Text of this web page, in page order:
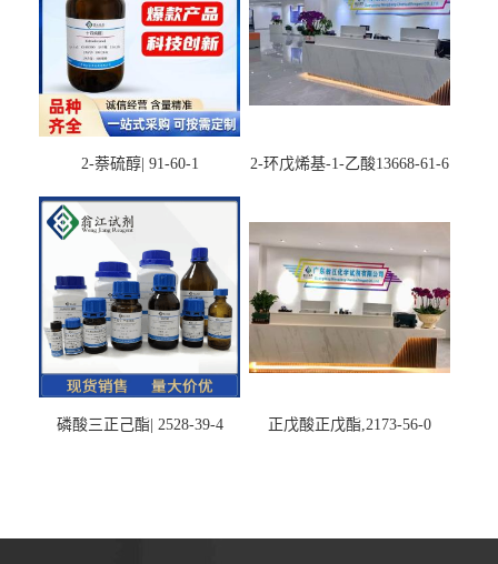
2-萘硫醇| 91-60-1 2-环戊烯基-1-乙酸13668-61-6
磷酸三正己酯| 2528-39-4 正戊酸正戊酯,2173-56-0